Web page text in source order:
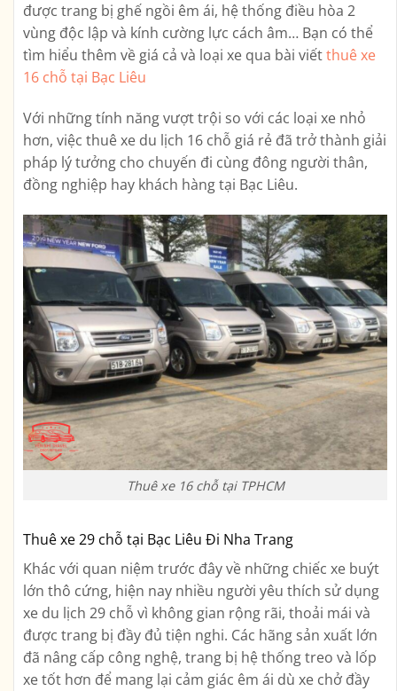
được trang bị ghế ngồi êm ái, hệ thống điều hòa 2
vùng độc lập và kính cường lực cách âm… Bạn có thể
tìm hiểu thêm về giá cả và loại xe qua bài viếtthuê xe
16 chỗ tại Bạc Liêu
Với những tính năng vượt trội so với các loại xe nhỏ
hơn, việc thuê xe du lịch 16 chỗ giá rẻ đã trở thành giải
pháp lý tưởng cho chuyến đi cùng đông người thân,
đồng nghiệp hay khách hàng tại Bạc Liêu.
Thuê xe 16 chỗ tại TPHCM
Thuê xe 29 chỗ tại Bạc Liêu Đi Nha Trang
Khác với quan niệm trước đây về những chiếc xe buýt
lớn thô cứng, hiện nay nhiều người yêu thích sử dụng
xe du lịch 29 chỗ vì không gian rộng rãi, thoải mái và
được trang bị đầy đủ tiện nghi. Các hãng sản xuất lớn
đã nâng cấp công nghệ, trang bị hệ thống treo và lốp
xe tốt hơn để mang lại cảm giác êm ái dù xe chở đầy